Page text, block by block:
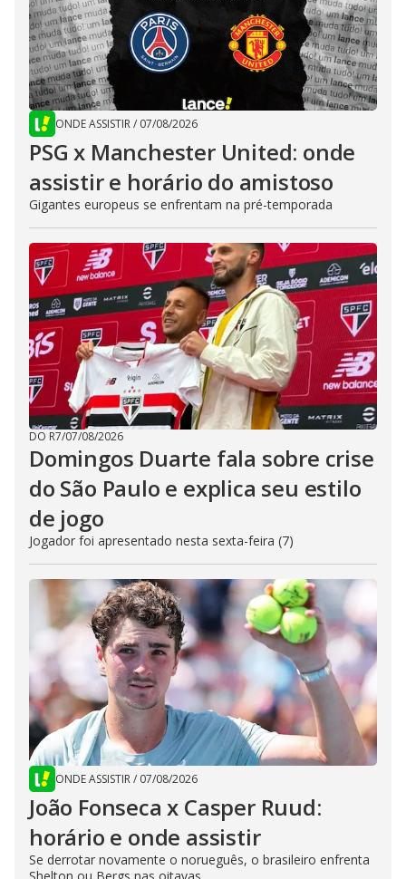
ONDE ASSISTIR/ 07/08/2026
PSG x Manchester United: onde
assistir e horário do amistoso
Gigantes europeus se enfrentam na pré-temporada
DO R7/07/08/2026
Domingos Duarte fala sobre crise
do São Paulo e explica seu estilo
de jogo
Jogador foi apresentado nesta sexta-feira (7)
ONDE ASSISTIR/ 07/08/2026
João Fonseca x Casper Ruud:
horário e onde assistir
Se derrotar novamente o norueguês, o brasileiro enfrenta